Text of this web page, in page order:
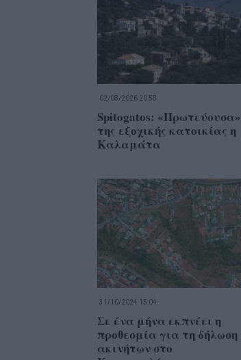
02/08/2026 20:58
Spitogatos: «Πρωτεύουσα»
της εξοχικής κατοικίας η
Καλαμάτα
31/10/2024 15:04
Σε ένα μήνα εκπνέει η
προθεσμία για τη δήλωση
ακινήτων στο